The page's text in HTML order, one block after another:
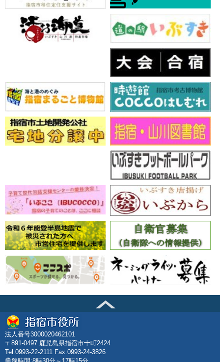
法人番号3000020462101
〒891-0497 鹿児島県指宿市十町2424
Tel.0993-22-2111 Fax.0993-24-3826